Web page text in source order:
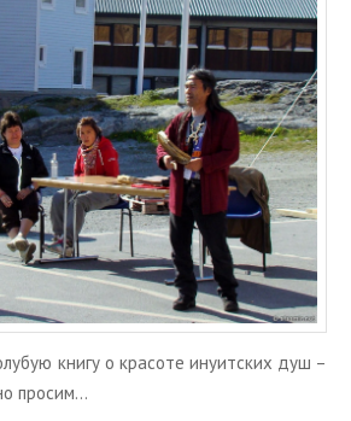
книгу о кра­со­те ину­ит­ских душ –
про­сим…